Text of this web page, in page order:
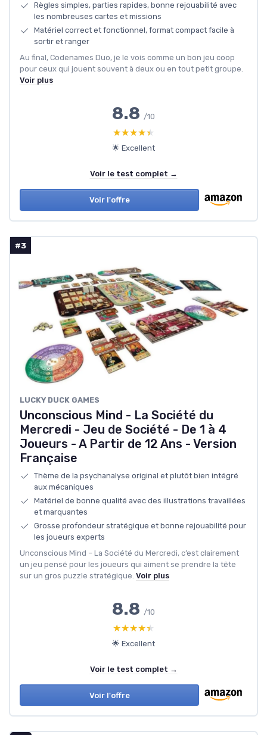
Règles simples, parties rapides, bonne rejouabilité avec
les nombreuses cartes et missions
Matériel correct et fonctionnel, format compact facile à
sortir et ranger
Au final, Codenames Duo, je le vois comme un bon jeu coop
pour ceux qui jouent souvent à deux ou en tout petit groupe.
Voir plus
8.8 /10
★★★★★
★★★★★
🌟 Excellent
Voir le test complet →
Voir l'offre
#3
LUCKY DUCK GAMES
Unconscious Mind - La Société du
Mercredi - Jeu de Société - De 1 à 4
Joueurs - A Partir de 12 Ans - Version
Française
Thème de la psychanalyse original et plutôt bien intégré
aux mécaniques
Matériel de bonne qualité avec des illustrations travaillées
et marquantes
Grosse profondeur stratégique et bonne rejouabilité pour
les joueurs experts
Unconscious Mind – La Société du Mercredi, c’est clairement
un jeu pensé pour les joueurs qui aiment se prendre la tête
sur un gros puzzle stratégique. Voir plus
8.8 /10
★★★★★
★★★★★
🌟 Excellent
Voir le test complet →
Voir l'offre